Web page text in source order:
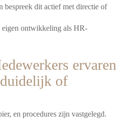
bespreek dit actief met directie of
ontwikkeling als HR-
ervaren
of
en procedures zijn vastgelegd.